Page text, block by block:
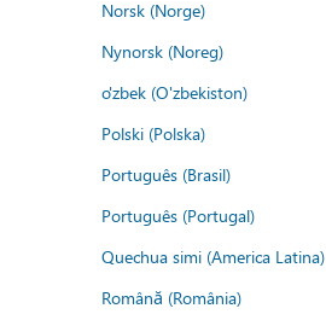
Norsk (Norge)
Nynorsk (Noreg)
o'zbek (O'zbekiston)
Polski (Polska)
Português (Brasil)
Português (Portugal)
Quechua simi (America Latina)
Română (România)